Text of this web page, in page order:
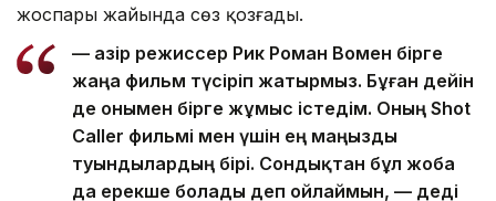
жоспары жайында сөз қозғады.
— Қазір режиссер Рик Роман Вомен бірге
жаңа фильм түсіріп жатырмыз. Бұған дейін
де онымен бірге жұмыс істедім. Оның Shot
Caller фильмі мен үшін ең маңызды
туындылардың бірі. Сондықтан бұл жоба
да ерекше болады деп ойлаймын, — деді